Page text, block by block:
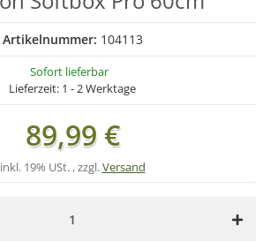
Artikelnummer: 104113
Sofort lieferbar
Lieferzeit: 1 - 2 Werktage
89,99 €
inkl. 19% USt. , zzgl.Versand